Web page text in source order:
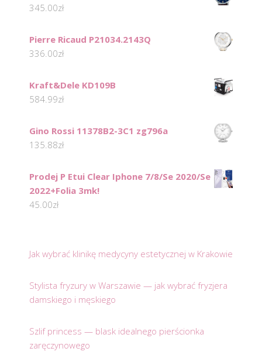
345.00zł
Pierre Ricaud P21034.2143Q
336.00zł
Kraft&Dele KD109B
584.99zł
Gino Rossi 11378B2-3C1 zg796a
135.88zł
Prodej P Etui Clear Iphone 7/8/Se 2020/Se
2022+Folia 3mk!
45.00zł
Jak wybrać klinikę medycyny estetycznej w Krakowie
Stylista fryzury w Warszawie — jak wybrać fryzjera
damskiego i męskiego
Szlif princess — blask idealnego pierścionka
zaręczynowego